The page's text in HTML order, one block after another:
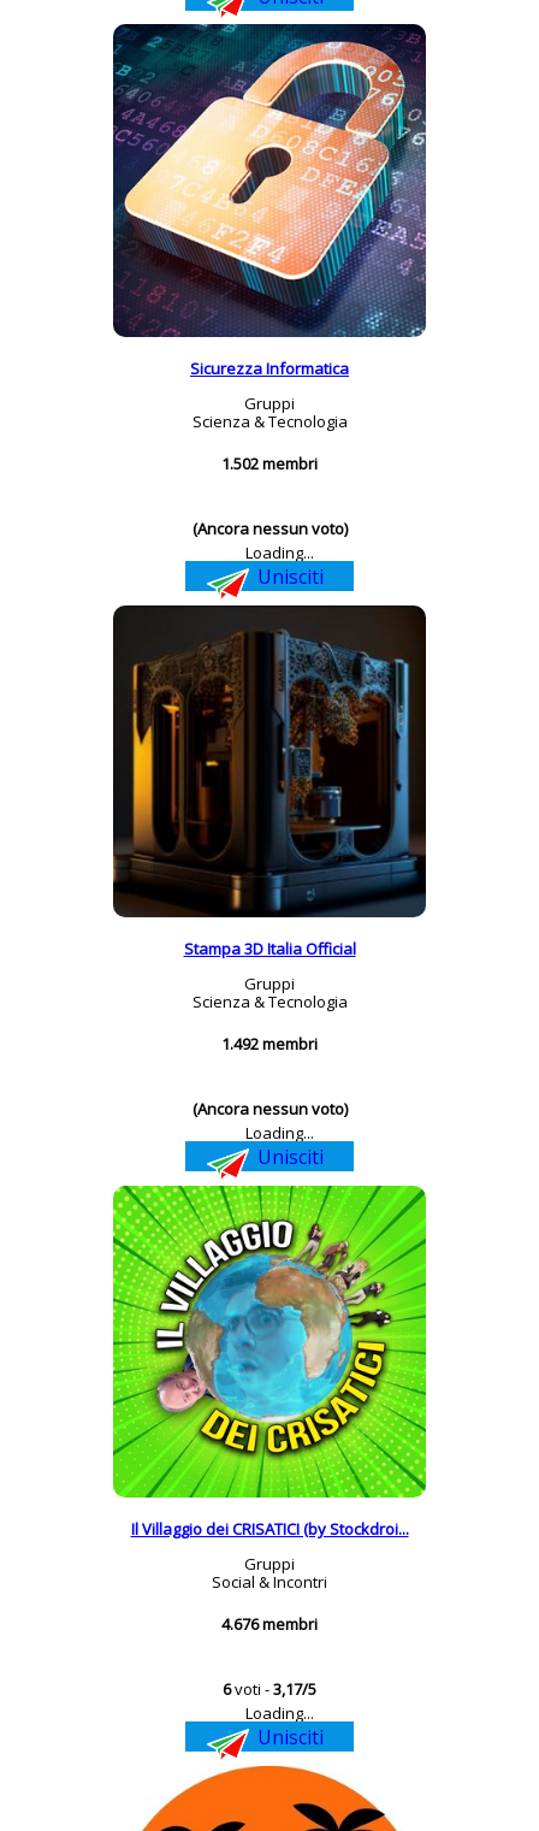
Sicurezza Informatica
Gruppi
Scienza & Tecnologia
1.502 membri
(Ancora nessun voto)
Loading...
Unisciti
Stampa 3D Italia Official
Gruppi
Scienza & Tecnologia
1.492 membri
(Ancora nessun voto)
Loading...
Unisciti
Il Villaggio dei CRISATICI (by Stockdroi...
Gruppi
Social & Incontri
4.676 membri
6voti -3,17/5
Loading...
Unisciti